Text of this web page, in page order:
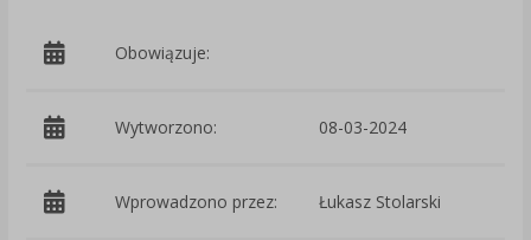
Obowiązuje:
Wytworzono: 08-03-2024
Wprowadzono przez: Łukasz Stolarski